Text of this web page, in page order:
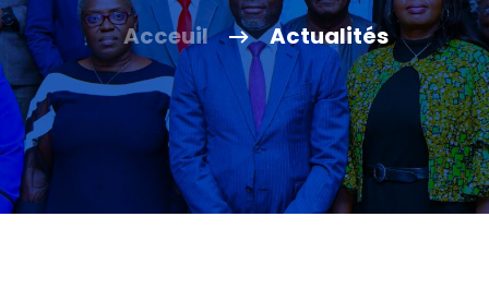
Acceuil Actualités